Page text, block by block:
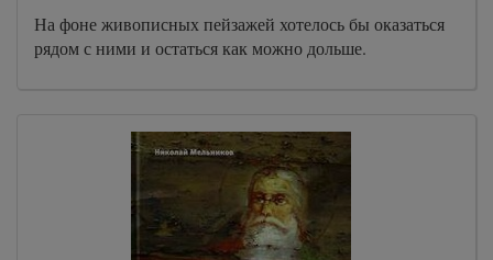
На фоне живописных пейзажей хотелось бы оказаться
рядом с ними и остаться как можно дольше.